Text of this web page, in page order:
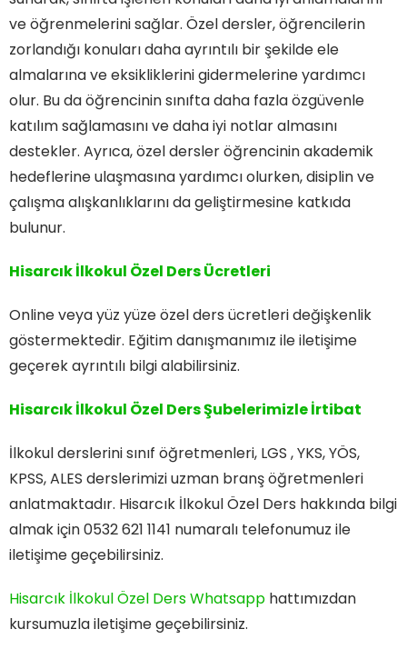
ve öğrenmelerini sağlar. Özel dersler, öğrencilerin
zorlandığı konuları daha ayrıntılı bir şekilde ele
almalarına ve eksikliklerini gidermelerine yardımcı
olur. Bu da öğrencinin sınıfta daha fazla özgüvenle
katılım sağlamasını ve daha iyi notlar almasını
destekler. Ayrıca, özel dersler öğrencinin akademik
hedeflerine ulaşmasına yardımcı olurken, disiplin ve
çalışma alışkanlıklarını da geliştirmesine katkıda
bulunur.
Hisarcık İlkokul Özel Ders Ücretleri
Online veya yüz yüze özel ders ücretleri değişkenlik
göstermektedir. Eğitim danışmanımız ile iletişime
geçerek ayrıntılı bilgi alabilirsiniz.
Hisarcık İlkokul Özel DersŞubelerimizle İrtibat
İlkokul derslerini sınıf öğretmenleri, LGS , YKS, YÖS,
KPSS, ALES derslerimizi uzman branş öğretmenleri
anlatmaktadır. Hisarcık İlkokul Özel Ders hakkında bilgi
almak için 0532 621 1141 numaralı telefonumuz ile
iletişime geçebilirsiniz.
Hisarcık İlkokul Özel Ders Whatsapp hattımızdan
kursumuzla iletişime geçebilirsiniz.